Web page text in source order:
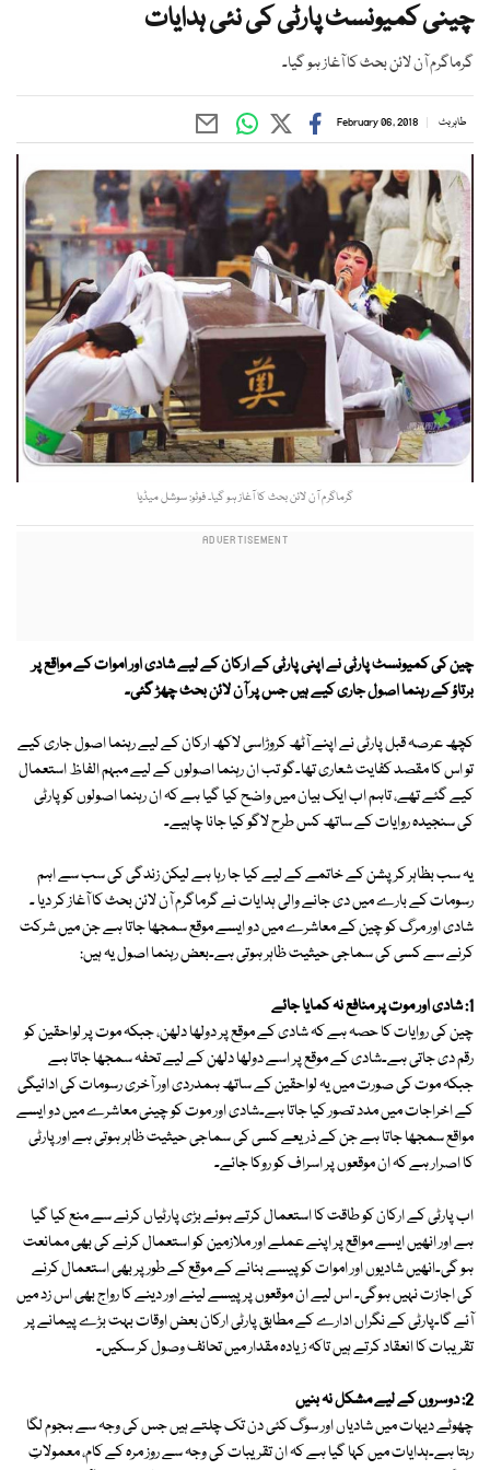
چینی کمیونسٹ پارٹی کی نئی ہدایات
گرماگرم آن لائن بحث کا آغاز ہو گیا۔
طاہر بٹ February 06, 2018
گرماگرم آن لائن بحث کا آغاز ہو گیا۔ فوٹو: سوشل میڈیا
چین کی کمیونسٹ پارٹی نے اپنی پارٹی کے ارکان کے لیے شادی اور اموات کے مواقع پر
برتاؤ کے رہنما اصول جاری کیے ہیں جس پر آن لائن بحث چھڑ گئی۔
کچھ عرصہ قبل پارٹی نے اپنے آٹھ کروڑاسی لاکھ ارکان کے لیے رہنما اصول جاری کیے
تو اس کا مقصد کفایت شعاری تھا۔گو تب ان رہنما اصولوں کے لیے مبہم الفاظ استعمال
کیے گئے تھے، تاہم اب ایک بیان میں واضح کیا گیا ہے کہ ان رہنما اصولوں کو پارٹی
کی سنجیدہ روایات کے ساتھ کس طرح لاگو کیا جانا چاہیے۔
یہ سب بظاہر کرپشن کے خاتمے کے لیے کیا جا رہا ہے لیکن زندگی کی سب سے اہم
رسومات کے بارے میں دی جانے والی ہدایات نے گرماگرم آن لائن بحث کا آغاز کر دیا ۔
شادی اور مرگ کو چین کے معاشرے میں دو ایسے موقع سمجھا جاتا ہے جن میں شرکت
کرنے سے کسی کی سماجی حیثیت ظاہر ہوتی ہے۔بعض رہنما اصول یہ ہیں:
1: شادی اور موت پر منافع نہ کمایا جائے
چین کی روایات کا حصہ ہے کہ شادی کے موقع پر دولھا دلھن، جبکہ موت پر لواحقین کو
رقم دی جاتی ہے۔شادی کے موقع پر اسے دولھا دلھن کے لیے تحفہ سمجھا جاتا ہے
جبکہ موت کی صورت میں یہ لواحقین کے ساتھ ہمدردی اور آخری رسومات کی ادائیگی
کے اخراجات میں مدد تصور کیا جاتا ہے۔شادی اور موت کو چینی معاشرے میں دو ایسے
مواقع سمجھا جاتا ہے جن کے ذریعے کسی کی سماجی حیثیت ظاہر ہوتی ہے اور پارٹی
کا اصرار ہے کہ ان موقعوں پر اسراف کو روکا جائے۔
اب پارٹی کے ارکان کو طاقت کا استعمال کرتے ہوئے بڑی پارٹیاں کرنے سے منع کیا گیا
ہے اور انھیں ایسے مواقع پر اپنے عملے اور ملازمین کو استعمال کرنے کی بھی ممانعت
ہو گی۔انھیں شادیوں اور اموات کو پیسے بنانے کے موقع کے طور پر بھی استعمال کرنے
کی اجازت نہیں ہوگی۔ اس لیے ان موقعوں پر پیسے لینے اور دینے کا رواج بھی اس زد میں
آئے گا۔پارٹی کے نگراں ادارے کے مطابق پارٹی ارکان بعض اوقات بہت بڑے پیمانے پر
تقریبات کا انعقاد کرتے ہیں تاکہ زیادہ مقدار میں تحائف وصول کر سکیں۔
2: دوسروں کے لیے مشکل نہ بنیں
چھوٹے دیہات میں شادیاں اور سوگ کئی دن تک چلتے ہیں جس کی وجہ سے ہجوم لگا
رہتا ہے۔ہدایات میں کہا گیا ہے کہ ان تقریبات کی وجہ سے روز مرہ کے کام، معمولاتِ